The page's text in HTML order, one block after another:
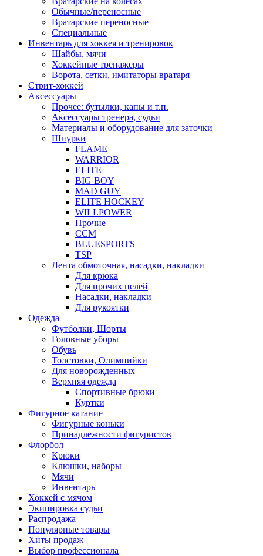
Обычные/переносные
Вратарские переносные
Специальные
Инвентарь для хоккея и тренировок
Шайбы, мячи
Хоккейные тренажеры
Ворота, сетки, имитаторы вратаря
Стрит-хоккей
Аксессуары
Прочее: бутылки, капы и т.п.
Аксессуары тренера, судьи
Материалы и оборудование для заточки
Шнурки
FLAME
WARRIOR
ELITE
BIG BOY
MAD GUY
ELITE HOCKEY
WILLPOWER
Прочие
CCM
BLUESPORTS
TSP
Лента обмоточная, насадки, накладки
Для крюка
Для прочих целей
Насадки, накладки
Для рукоятки
Одежда
Футболки, Шорты
Головные уборы
Обувь
Толстовки, Олимпийки
Для новорожденных
Верхняя одежда
Спортивные брюки
Куртки
Фигурное катание
Фигурные коньки
Принадлежности фигуристов
Флорбол
Крюки
Клюшки, наборы
Мячи
Инвентарь
Хоккей с мячом
Экипировка судьи
Распродажа
Популярные товары
Хиты продаж
Выбор профессионала